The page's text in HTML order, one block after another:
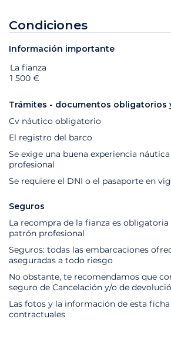
Condiciones
Información importante
Extras Estado
La fianza
1 500 €
Trámites - documentos obligatorios
Cv náutico obligatorio
El registro del barco
Se exige una buena experiencia
profesional
Se requiere el DNI o el pasaporte en
Seguros
La recompra de la fianza es
patrón profesional
Seguros: todas las embarcaciones
aseguradas a todo riesgo
No obstante, te recomendamos que
seguro de Cancelación y/o de
Las fotos y la información de esta
contractuales